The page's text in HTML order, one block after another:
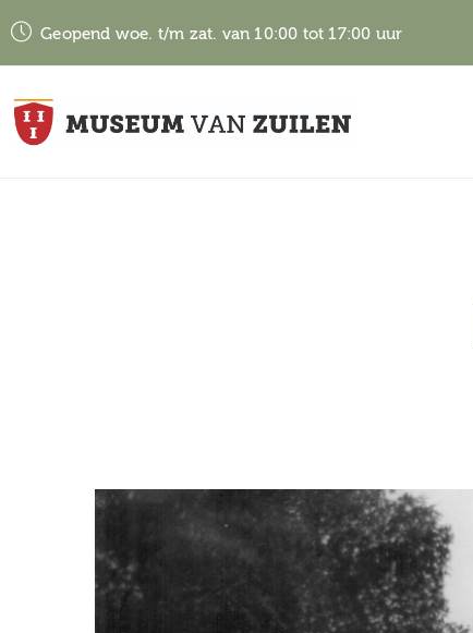
Geopend woe. t/m zat. van 10:00 tot 17:00 uur